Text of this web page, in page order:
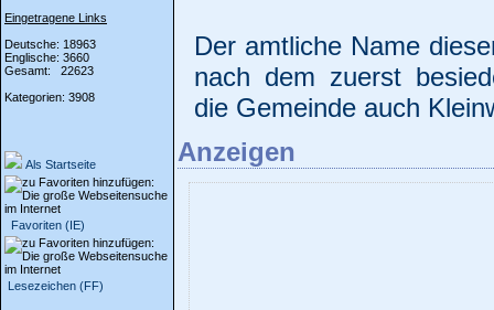
Eingetragene Links
Deutsche: 18963
Englische: 3660
Gesamt: 22623
Kategorien: 3908
Als Startseite
Favoriten (IE)
Lesezeichen (FF)
Der amtliche Name
nach dem zuerst
die Gemeinde auch
Anzeigen